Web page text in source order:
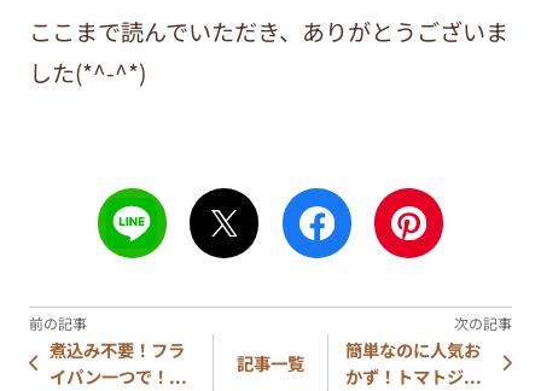
ここまで読んでいただき、ありがとうございま
した(*^-^*)
煮込み不要！フラ
イパン一つで！...
記事一覧
簡単なのに人気お
かず！トマトジ...